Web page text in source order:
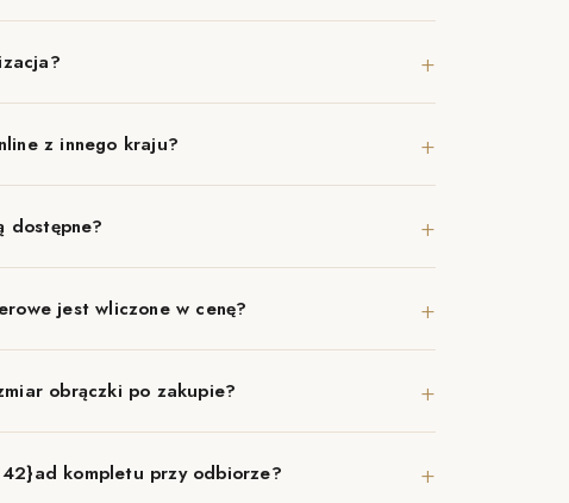
+
z innego kraju? +
dostępne? +
jest wliczone w cenę? +
obrączki po zakupie? +
kompletu przy odbiorze? +